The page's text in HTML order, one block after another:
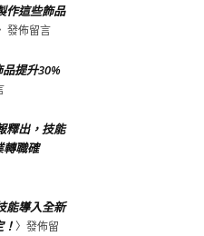
作這些飾品
發佈留言
提升30%
釋出，技能
轉職確
能導入全新
〉發佈留